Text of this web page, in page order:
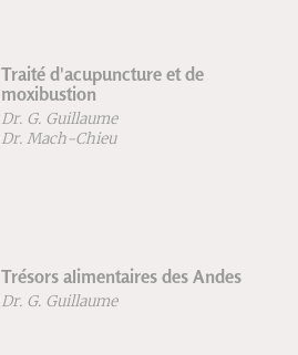
Traité d'acupuncture et de
moxibustion
Dr. G. Guillaume
Dr. Mach-Chieu
Trésors alimentaires des Andes
Dr. G. Guillaume